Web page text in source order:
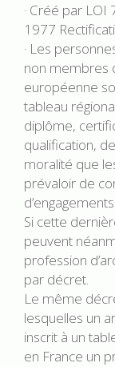
· Créé par LOI
1977
· Les
non membres
européenne
tableau
diplôme,
qualification,
moralité que
prévaloir de
Si cette
peuvent
profession
par décret.
Le même
lesquelles un
inscrit à un
en France un